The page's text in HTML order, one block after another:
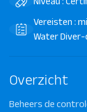
Vereisten :
Water
Overzicht
Beheers de